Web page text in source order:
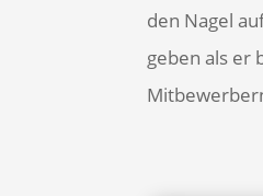
den Nagel
geben als er